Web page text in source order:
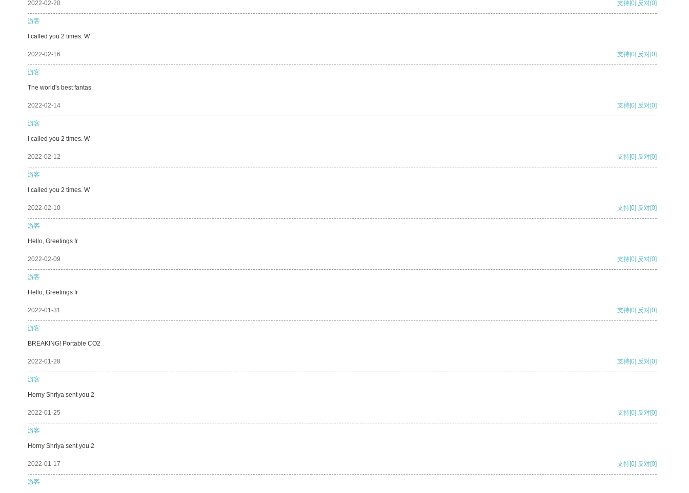
2022-02-20 支持[0] 反对[0]
游客
I called you 2 times. W
2022-02-16 支持[0] 反对[0]
游客
The world's best fantas
2022-02-14 支持[0] 反对[0]
游客
I called you 2 times. W
2022-02-12 支持[0] 反对[0]
游客
I called you 2 times. W
2022-02-10 支持[0] 反对[0]
游客
Hello, Greetings fr
2022-02-09 支持[0] 反对[0]
游客
Hello, Greetings fr
2022-01-31 支持[0] 反对[0]
游客
BREAKING! Portable CO2
2022-01-28 支持[0] 反对[0]
游客
Horny Shriya sent you 2
2022-01-25 支持[0] 反对[0]
游客
Horny Shriya sent you 2
2022-01-17 支持[0] 反对[0]
游客